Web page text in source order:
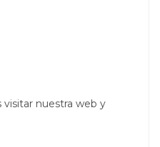
nuestra web y